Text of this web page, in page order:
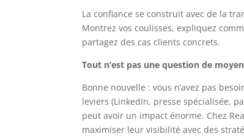
La confiance se construit avec de la
Montrez vos coulisses, expliquez
partagez des cas clients concrets.
Tout n’est pas une question de
Bonne nouvelle : vous n’avez pas
leviers (LinkedIn, presse spécialisée,
peut avoir un impact énorme. Chez
maximiser leur visibilité avec des